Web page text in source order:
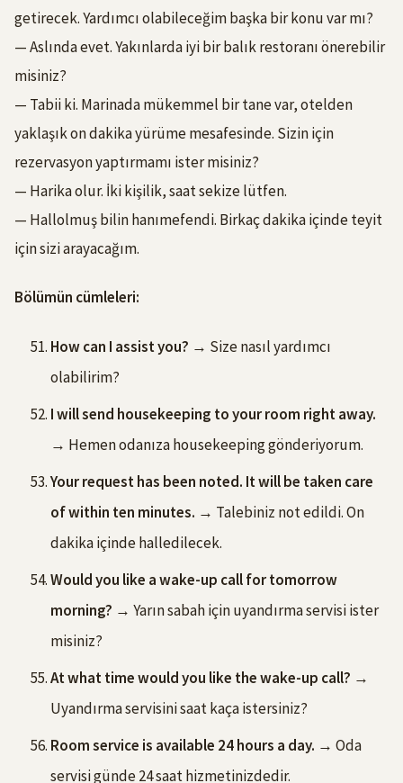
getirecek. Yardımcı olabileceğim başka bir konu var mı?
— Aslında evet. Yakınlarda iyi bir balık restoranı önerebilir
misiniz?
— Tabii ki. Marinada mükemmel bir tane var, otelden
yaklaşık on dakika yürüme mesafesinde. Sizin için
rezervasyon yaptırmamı ister misiniz?
— Harika olur. İki kişilik, saat sekize lütfen.
— Hallolmuş bilin hanımefendi. Birkaç dakika içinde teyit
için sizi arayacağım.
Bölümün cümleleri:
How can I assist you? → Size nasıl yardımcı
olabilirim?
I will send housekeeping to your room right away.
→ Hemen odanıza housekeeping gönderiyorum.
Your request has been noted. It will be taken care
of within ten minutes. → Talebiniz not edildi. On
dakika içinde halledilecek.
Would you like a wake-up call for tomorrow
morning? → Yarın sabah için uyandırma servisi ister
misiniz?
At what time would you like the wake-up call? →
Uyandırma servisini saat kaça istersiniz?
Room service is available 24 hours a day. → Oda
servisi günde 24 saat hizmetinizdedir.